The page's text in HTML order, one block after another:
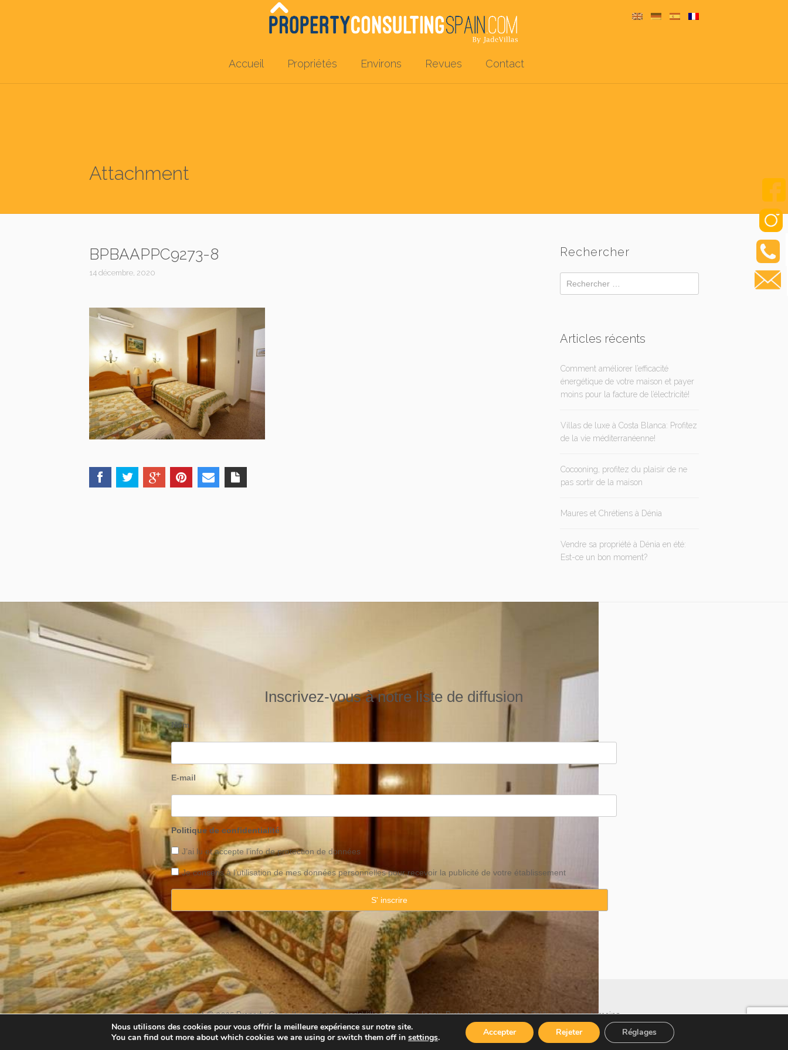
Accueil Propriétés Environs Revues Contact
Attachment
BPBAAPPC9273-8
14 décembre, 2020
Rechercher
Articles récents
Comment améliorer l’efficacité
énergétique de votre maison et payer
moins pour la facture de l’électricité!
Villas de luxe à Costa Blanca: Profitez
de la vie méditerranéenne!
Cocooning, profitez du plaisir de ne
pas sortir de la maison
Maures et Chrétiens à Dénia
Vendre sa propriété à Dénia en été:
Est-ce un bon moment?
Inscrivez-vous à notre liste de diffusion
Nom
E-mail
Politique de confidentialité
J’ai lu et accepte l’info deprotection de données
Je consens à l’utilisation de mes données personnelles pour recevoir la publicité de votre établissement
Copyright © 2025 Property Consulting Spain By JadeVillas S.L. ·Avis legal·Protection de données·Politique sur les témoins
Nous utilisons des cookies pour vous offrir la meilleure expérience sur notre site.
You can find out more about which cookies we are using or switch them off in settings. Accepter Rejeter Réglages